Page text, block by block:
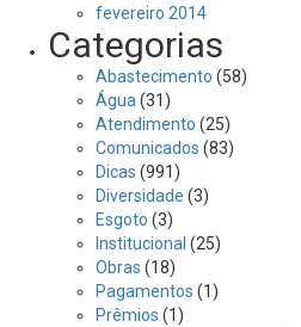
fevereiro 2014
Categorias
Abastecimento (58)
Água (31)
Atendimento (25)
Comunicados (83)
Dicas (991)
Diversidade (3)
Esgoto (3)
Institucional (25)
Obras (18)
Pagamentos (1)
Prêmios (1)